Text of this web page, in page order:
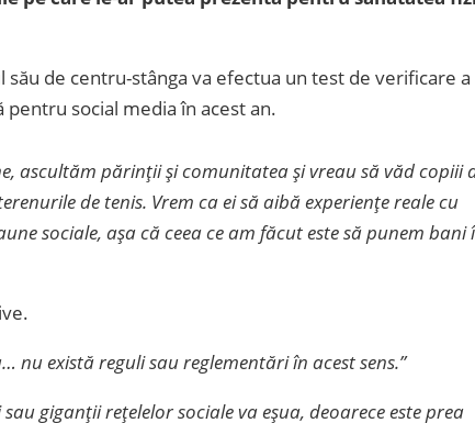
de centru-stânga va efectua un test de verificare a
social media în acest an.
ascultăm părinții și comunitatea și vreau să văd copiii
de tenis. Vrem ca ei să aibă experiențe reale cu
sociale, așa că ceea ce am făcut este să punem bani
nu există reguli sau reglementări în acest sens.”
giganții rețelelor sociale va eșua, deoarece este prea